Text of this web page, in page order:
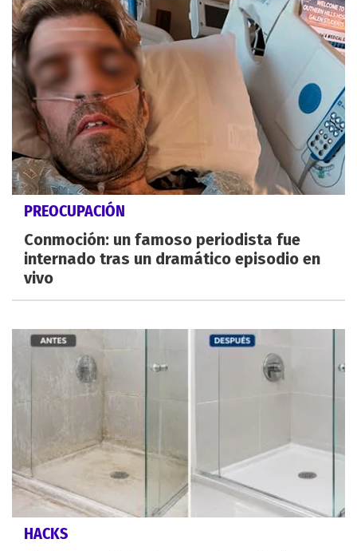
PREOCUPACIÓN
Conmoción: un famoso periodista fue
internado tras un dramático episodio en
vivo
HACKS